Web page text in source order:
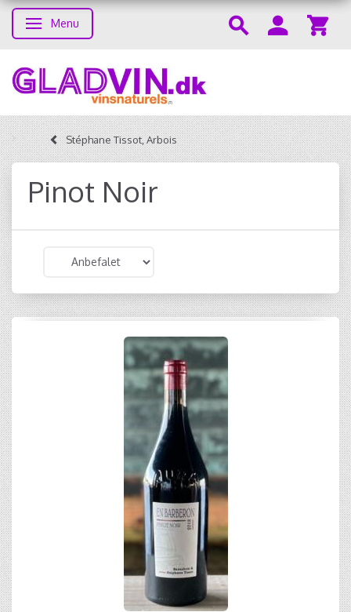
Skifte navigation
Menu
Stéphane Tissot, Arbois
Pinot Noir